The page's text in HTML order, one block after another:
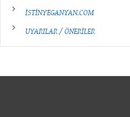
İSTİNYEGANYAN.COM
UYARILAR / ÖNERİLER